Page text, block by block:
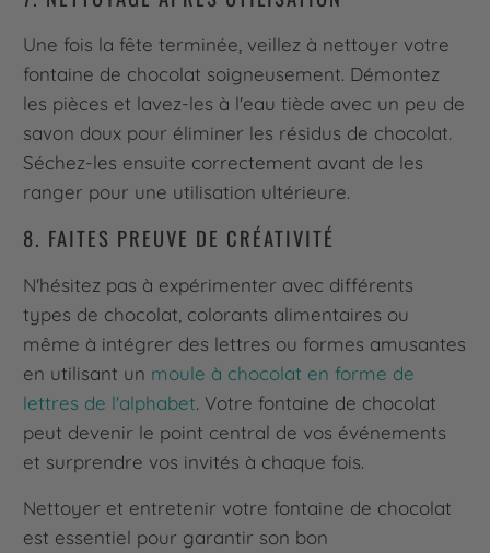
Une fois la fête terminée, veillez à nettoyer votre
fontaine de chocolat soigneusement. Démontez
les pièces et lavez-les à l'eau tiède avec un peu de
savon doux pour éliminer les résidus de chocolat.
Séchez-les ensuite correctement avant de les
ranger pour une utilisation ultérieure.
8. FAITES PREUVE DE CRÉATIVITÉ
N'hésitez pas à expérimenter avec différents
types de chocolat, colorants alimentaires ou
même à intégrer des lettres ou formes amusantes
en utilisant un moule à chocolat en forme de
lettres de l'alphabet. Votre fontaine de chocolat
peut devenir le point central de vos événements
et surprendre vos invités à chaque fois.
Nettoyer et entretenir votre fontaine de chocolat
est essentiel pour garantir son bon